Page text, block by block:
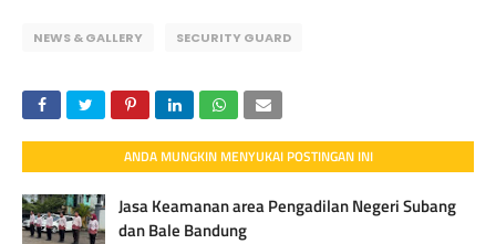
NEWS & GALLERY SECURITY GUARD
ANDA MUNGKIN MENYUKAI POSTINGAN INI
Jasa Keamanan area Pengadilan Negeri Subang
dan Bale Bandung